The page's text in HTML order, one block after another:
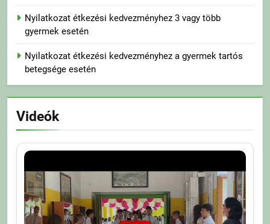
Nyilatkozat étkezési kedvezményhez 3 vagy több
gyermek esetén
Nyilatkozat étkezési kedvezményhez a gyermek tartós
betegsége esetén
Videók